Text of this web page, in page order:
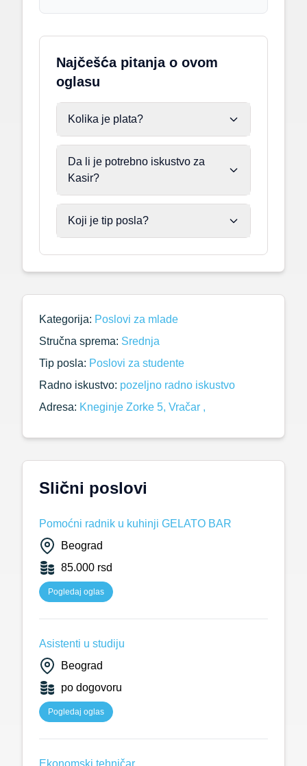
Najčešća pitanja o ovom
oglasu
Kolika je plata?
Da li je potrebno iskustvo za
Kasir?
Koji je tip posla?
Slični poslovi
Pomoćni radnik u kuhinji GELATO BAR
Beograd
85.000 rsd
Pogledaj oglas
Asistenti u studiju
Beograd
po dogovoru
Pogledaj oglas
Ekonomski tehničar
Kategorija: Poslovi za mlade
Stručna sprema: Srednja
Tip posla: Poslovi za studente
Radno iskustvo: pozeljno radno iskustvo
Adresa: Kneginje Zorke 5, Vračar ,